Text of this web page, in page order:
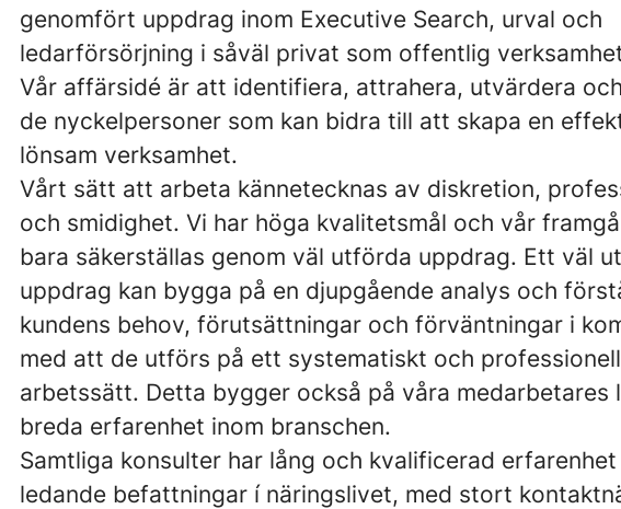
genomfört uppdrag inom Executive Search, urval och
ledarförsörjning i såväl privat som offentlig
Vår affärsidé är att identifiera, attrahera, utvärdera
de nyckelpersoner som kan bidra till att skapa en
lönsam verksamhet.
Vårt sätt att arbeta kännetecknas av diskretion,
och smidighet. Vi har höga kvalitetsmål och vår
bara säkerställas genom väl utförda uppdrag. Ett väl
uppdrag kan bygga på en djupgående analys och
kundens behov, förutsättningar och förväntningar i
med att de utförs på ett systematiskt och
arbetssätt. Detta bygger också på våra medarbetares
breda erfarenhet inom branschen.
Samtliga konsulter har lång och kvalificerad
ledande befattningar í näringslivet, med stort